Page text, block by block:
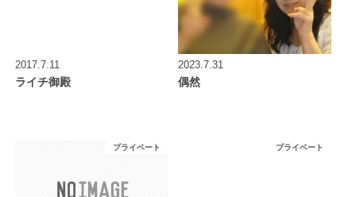
2017.7.11
ライチ御殿
2023.7.31
偶然
プライベート プライベート